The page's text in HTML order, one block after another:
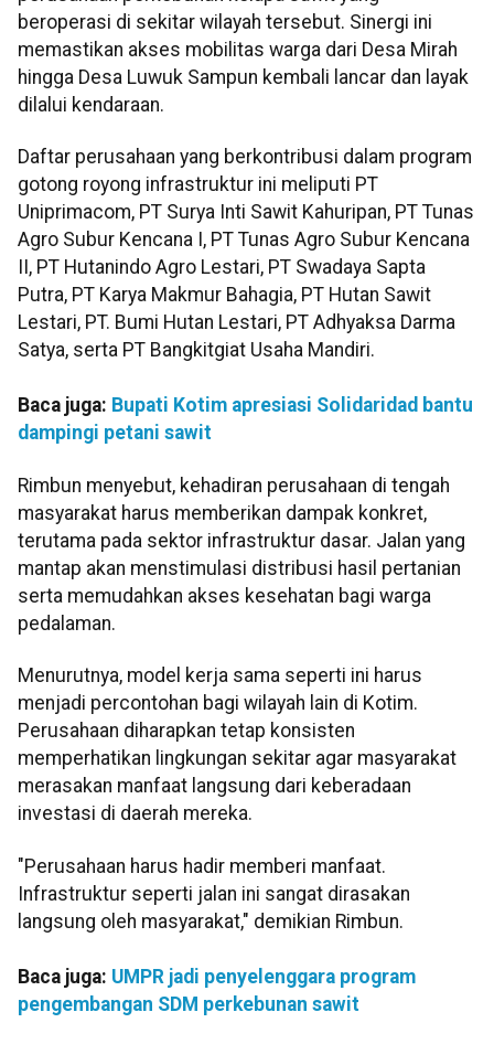
beroperasi di sekitar wilayah tersebut. Sinergi ini
memastikan akses mobilitas warga dari Desa Mirah
hingga Desa Luwuk Sampun kembali lancar dan layak
dilalui kendaraan.
Daftar perusahaan yang berkontribusi dalam program
gotong royong infrastruktur ini meliputi PT
Uniprimacom, PT Surya Inti Sawit Kahuripan, PT Tunas
Agro Subur Kencana I, PT Tunas Agro Subur Kencana
II, PT Hutanindo Agro Lestari, PT Swadaya Sapta
Putra, PT Karya Makmur Bahagia, PT Hutan Sawit
Lestari, PT. Bumi Hutan Lestari, PT Adhyaksa Darma
Satya, serta PT Bangkitgiat Usaha Mandiri.
Baca juga: Bupati Kotim apresiasi Solidaridad bantu
dampingi petani sawit
Rimbun menyebut, kehadiran perusahaan di tengah
masyarakat harus memberikan dampak konkret,
terutama pada sektor infrastruktur dasar. Jalan yang
mantap akan menstimulasi distribusi hasil pertanian
serta memudahkan akses kesehatan bagi warga
pedalaman.
Menurutnya, model kerja sama seperti ini harus
menjadi percontohan bagi wilayah lain di Kotim.
Perusahaan diharapkan tetap konsisten
memperhatikan lingkungan sekitar agar masyarakat
merasakan manfaat langsung dari keberadaan
investasi di daerah mereka.
"Perusahaan harus hadir memberi manfaat.
Infrastruktur seperti jalan ini sangat dirasakan
langsung oleh masyarakat," demikian Rimbun.
Baca juga: UMPR jadi penyelenggara program
pengembangan SDM perkebunan sawit